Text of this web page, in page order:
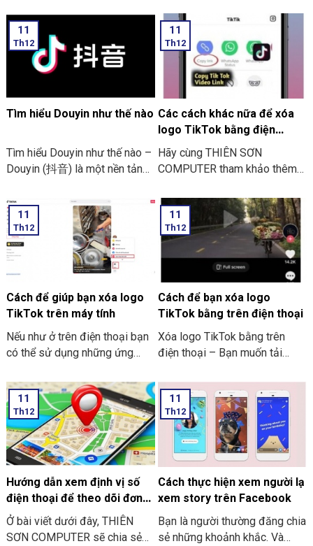
cần phải thực hiện tải công cụ
về máy. Rồi sau đó thiết lập
một số yêu cầu cần thiết. Để
Unity có thể hoạt động tốt.
cài đặt Unity:
11
Th12
Tìm hiểu Douyin như thế nào
Tìm hiểu Douyin như thế nào –
Douyin (抖音) là một nền tảng
chỉnh sửa thêm hiệu ứng. Có
tính năng ghép nhạc vô cùng
vui nhộn. Nó được ra đời vào
tháng 09/2016. Nó được công
ty công nghệ ByteDance phát
đã có mặt ở trên 2 hệ điều
hành là iOS và Android.
11
Th12
Các cách khác nữa để xóa
logo TikTok bằng điện
thoại.
Hãy cùng THIÊN SƠN
COMPUTER tham khảo thêm
TikTok bằng điện thoại nhé.
11
Th12
Cách để giúp bạn xóa logo
TikTok trên máy tính
Nếu như ở trên điện thoại bạn
có thể sử dụng những ứng
trên PC và laptop thì bạn có
thể sử dụng website để hỗ
trợ. Bạn tham khảo các cách
xóa logo TikTok ở trên máy
tính ở dưới đây để có thể áp
dụng trong quá trình chỉnh sửa.
11
Th12
Cách để bạn xóa logo
TikTok bằng trên điện thoại
Xóa logo TikTok bằng trên
điện thoại – Bạn muốn tải
chiếc điện thoại. Nhưng bạn
không muốn hiển thị ra logo
TikTok để tăng thêm tính
chuyên nghiệp. Và để tạo hình
thức đẹp cho video. Ở dưới
đây sẽ là một số cách để bạn
có thể thực hiện việc tải video
TikTok về máy mà không dính
logo
11
Th12
Hướng dẫn xem định vị số
điện thoại để theo dõi đơn
giản
Ở bài viết dưới đây, THIÊN
SƠN COMPUTER sẽ chia sẻ
11
Th12
Cách thực hiện xem người lạ
xem story trên Facebook
Bạn là người thường đăng chia
sẻ những khoảnh khắc. Và